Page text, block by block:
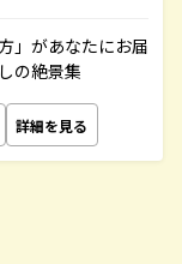
」があなたにお届
の絶景集
詳細を見る